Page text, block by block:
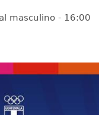
masculino - 16:00